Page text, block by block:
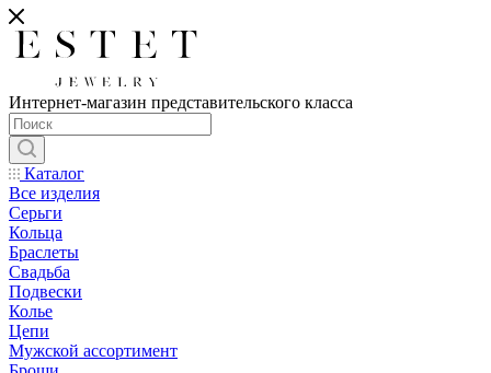
Интернет-магазин представительского класса
Каталог
Все изделия
Серьги
Кольца
Браслеты
Свадьба
Подвески
Колье
Цепи
Мужской ассортимент